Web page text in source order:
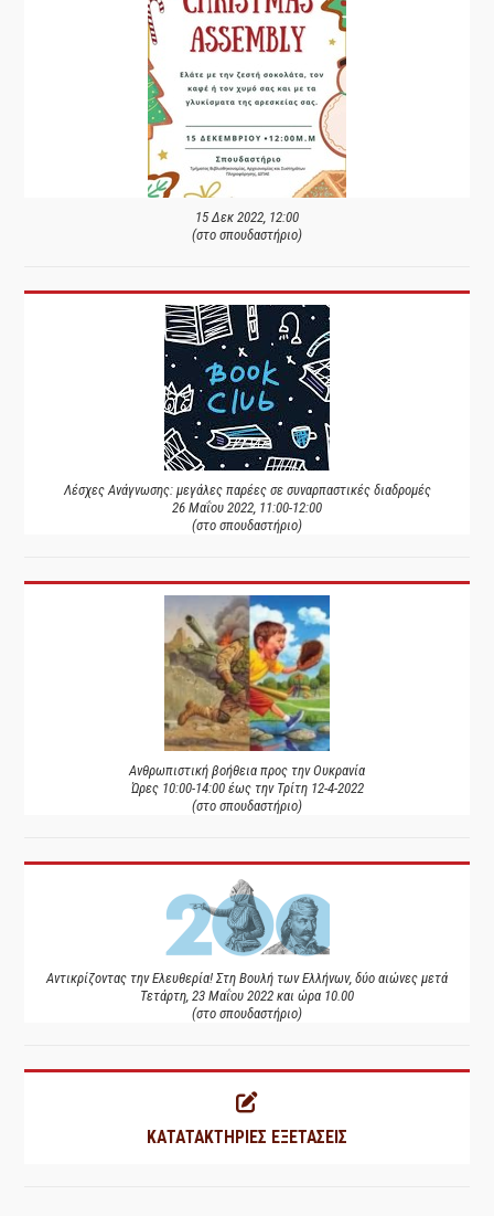
15 Δεκ 2022, 12:00
(στο σπουδαστήριο)
Λέσχες Ανάγνωσης: μεγάλες παρέες σε συναρπαστικές διαδρομές
26 Μαΐου 2022, 11:00-12:00
(στο σπουδαστήριο)
Ανθρωπιστική βοήθεια προς την Ουκρανία
Ώρες 10:00-14:00 έως την Τρίτη 12-4-2022
(στο σπουδαστήριο)
Αντικρίζοντας την Ελευθερία! Στη Βουλή των Ελλήνων, δύο αιώνες μετά
Τετάρτη, 23 Μαΐου 2022 και ώρα 10.00
(στο σπουδαστήριο)
ΚΑΤΑΤΑΚΤΗΡΙΕΣ ΕΞΕΤΑΣΕΙΣ